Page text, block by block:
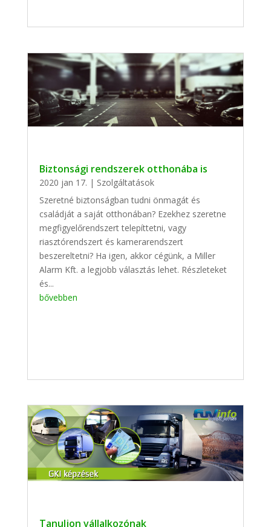
Biztonsági rendszerek otthonába is
2020 jan 17. | Szolgáltatások
Szeretné biztonságban tudni önmagát és
családját a saját otthonában? Ezekhez szeretne
megfigyelőrendszert telepíttetni, vagy
riasztórendszert és kamerarendszert
beszereltetni? Ha igen, akkor cégünk, a Miller
Alarm Kft. a legjobb választás lehet. Részleteket
és...
bővebben
Tanuljon vállalkozónak